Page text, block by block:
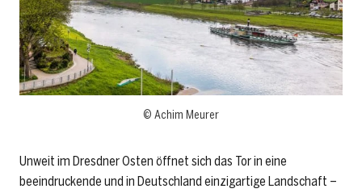
© Achim Meurer
Unweit im Dresdner Osten öffnet sich das Tor in eine
beeindruckende und in Deutschland einzigartige Landschaft –